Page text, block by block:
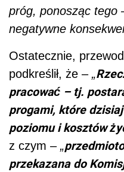
próg, ponosząc tego
negatywne
Ostatecznie,
podkreślił, że – „
pracować – tj.
progami, które
poziomu i kosztów
z czym – „
przekazana do